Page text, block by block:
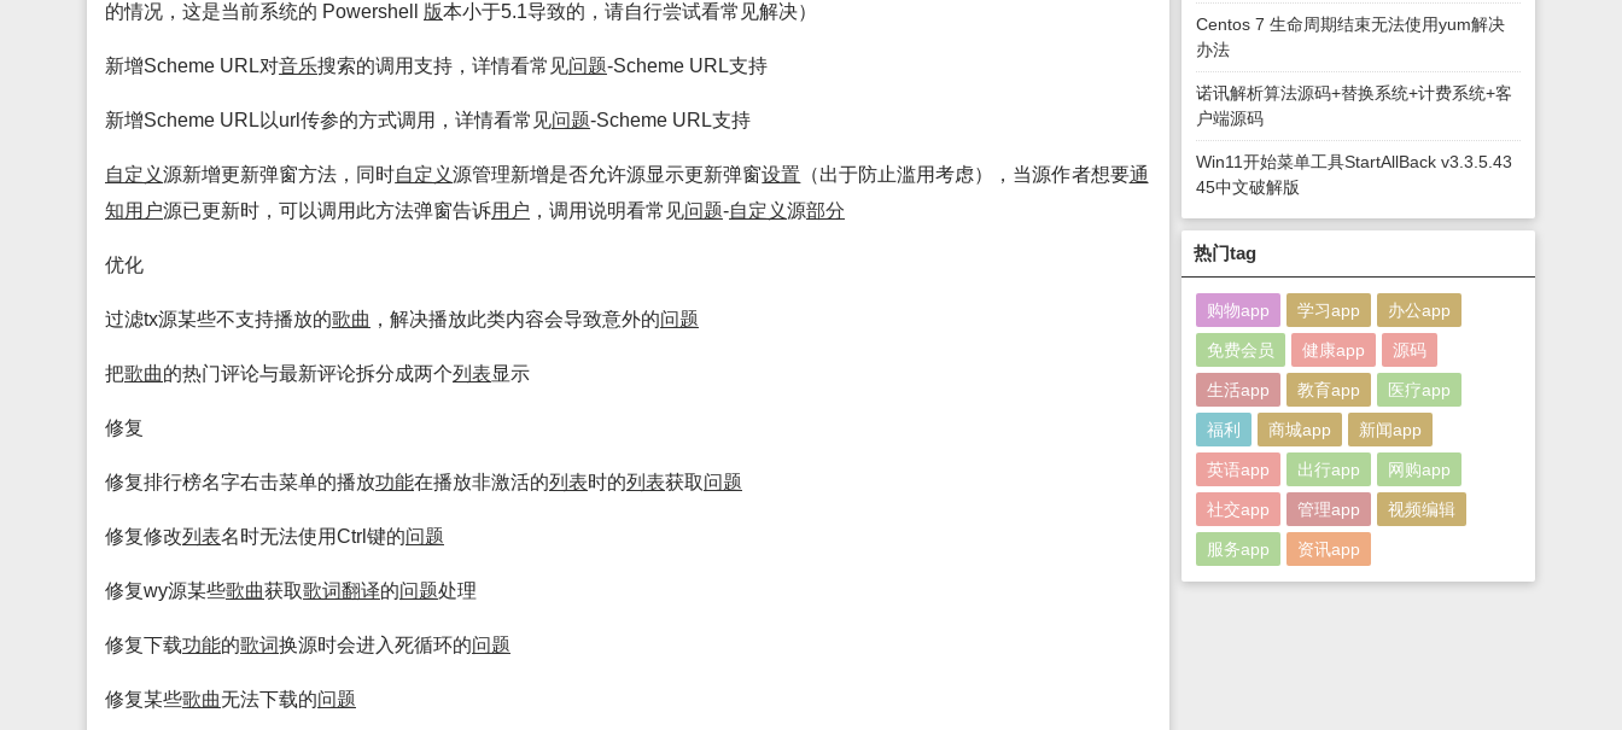
的情况，这是当前系统的 Powershell 版本小于5.1导致的，请自行尝试看常见解决）
新增Scheme URL对音乐搜索的调用支持，详情看常见问题-Scheme URL支持
新增Scheme URL以url传参的方式调用，详情看常见问题-Scheme URL支持
自定义源新增更新弹窗方法，同时自定义源管理新增是否允许源显示更新弹窗设置 （出于防止滥用考虑），当源作者想要通
知用户源已更新时，可以调用此方法弹窗告诉用户 ，调用说明看常见问题-自定义源部分
优化
过滤tx源某些不支持播放的歌曲 ，解决播放此类内容会导致意外的问题
把歌曲的热门评论与最新评论拆分成两个列表显示
修复
修复排行榜名字右击菜单的播放功能在播放非激活的列表时的列表获取问题
修复修改列表名时无法使用Ctrl键的问题
修复wy源某些歌曲获取歌词翻译的问题处理
修复下载功能的歌词换源时会进入死循环的问题
修复某些歌曲无法下载的问题
Centos 7 生命周期结束无法使用yum解决
办法
诺讯解析算法源码+替换系统+计费系统+客
户端源码
Win11开始菜单工具StartAllBack v3.3.5.43
45中文破解版
热门tag
购物app 学习app 办公app
免费会员 健康app 源码
生活app 教育app 医疗app
福利 商城app 新闻app
英语app 出行app 网购app
社交app 管理app 视频编辑
服务app 资讯app